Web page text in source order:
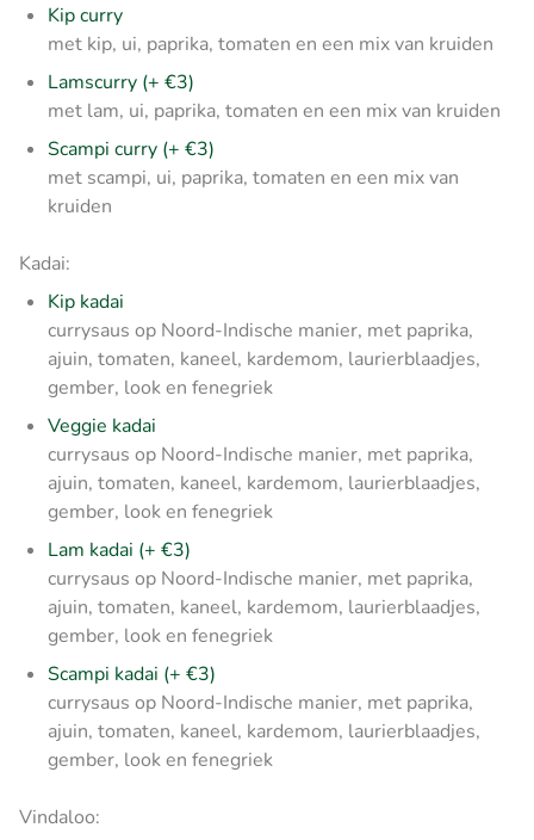
Kip curry
met kip, ui, paprika, tomaten en een mix van kruiden
Lamscurry (+ €3)
met lam, ui, paprika, tomaten en een mix van kruiden
Scampi curry (+ €3)
met scampi, ui, paprika, tomaten en een mix van
kruiden
Kadai:
Kip kadai
currysaus op Noord-Indische manier, met paprika,
ajuin, tomaten, kaneel, kardemom, laurierblaadjes,
gember, look en fenegriek
Veggie kadai
currysaus op Noord-Indische manier, met paprika,
ajuin, tomaten, kaneel, kardemom, laurierblaadjes,
gember, look en fenegriek
Lam kadai (+ €3)
currysaus op Noord-Indische manier, met paprika,
ajuin, tomaten, kaneel, kardemom, laurierblaadjes,
gember, look en fenegriek
Scampi kadai (+ €3)
currysaus op Noord-Indische manier, met paprika,
ajuin, tomaten, kaneel, kardemom, laurierblaadjes,
gember, look en fenegriek
Vindaloo: